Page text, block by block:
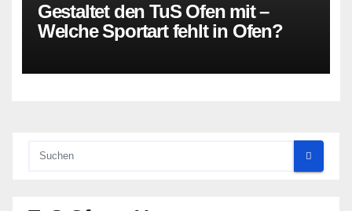
Gestaltet den TuS Ofen mit –
Welche Sportart fehlt in Ofen?